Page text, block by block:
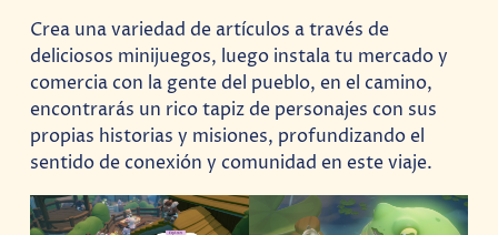
Crea una variedad de artículos a través de
deliciosos minijuegos, luego instala tu mercado y
comercia con la gente del pueblo, en el camino,
encontrarás un rico tapiz de personajes con sus
propias historias y misiones, profundizando el
sentido de conexión y comunidad en este viaje.